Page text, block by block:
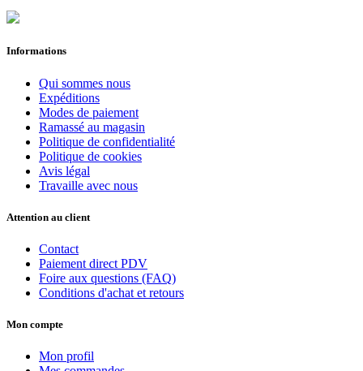
Informations
Qui sommes nous
Expéditions
Modes de paiement
Ramassé au magasin
Politique de confidentialité
Politique de cookies
Avis légal
Travaille avec nous
Attention au client
Contact
Paiement direct PDV
Foire aux questions (FAQ)
Conditions d'achat et retours
Mon compte
Mon profil